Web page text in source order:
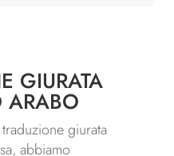
GIURATA
ARABO
giurata
abbiamo